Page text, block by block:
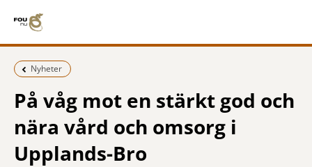
Föregående sida:
Nyheter
På våg mot en stärkt god och
nära vård och omsorg i
Upplands-Bro